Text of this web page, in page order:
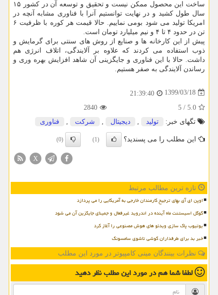
ساخت این محصول ممکن نیست و تحقیق و توسعه آن در کشور ۱۵
سال طول کشید و در نهایت توانستیم آنرا با فناوری مشابه آنچه در
امریکا تولید می شود بومی نماییم. حالا قیمت هر کوره با ظرفیت ۶
تن در حدود ۴ تا ۴ و نیم میلیارد تومان است.
پیش از این کارخانه ها و صنایع از روش های سنتی برای گرمایش و
ذوب استفاده می کردند که علاوه بر آلایندگی، اتلاف انرژی هم
داشت. حالا با این فناوری و جایگزینی آن شاهد افزایش بهره وری و
رساندن آلایندگی به صفر هستیم.
1399/03/18
21:39:40
5.0
/
5
2840
تگهای خبر:
تولید دیجیتال شركت فناوری
این مطلب را می پسندید؟ (1)
(0)
X
تازه ترین مطالب مرتبط
اوپن ای آی بهای ترجیح کارمندان خارجی به آمریکایی را می پردازد
گوگل اسیستنت ماه آینده در اندروید غیرفعال و جمینای جایگزین آن می شود
یوتیوب پاک سازی ویدئو های هوش مصنوعی را آغاز کرد
خبر بد برای طرفداران گوشی تاشوی سامسونگ
نظرات بینندگان مینی کامپیوتر در مورد این مطلب
لطفا شما همدر مورد این مطلبنظر دهید